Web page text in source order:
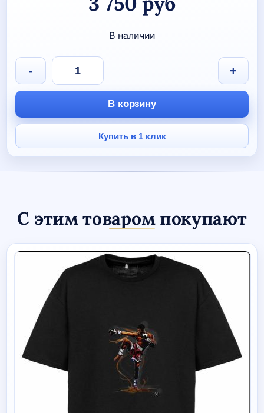
В наличии
Количество
товара
Рюкзак
спортивный
с
нанесением
- +
В корзину
Купить в 1 клик
С этим товаром покупают